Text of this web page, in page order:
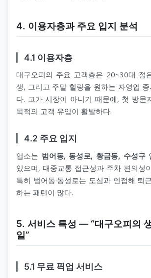
4. 이용자층과 주요 입지 분석
4.1 이용자층
대구오피의 주요 고객층은 20~30대 젊
생, 그리고 주말 힐링을 원하는 자영업
다. 고가 시장이 아니기 때문에, 첫 방문
목적의 고객 유입이 활발하다.
4.2 주요 입지
업소는 범어동, 동성로, 황금동, 수성구
있으며, 대중교통 접근성과 주차 편의성
특히 범어동·동성로는 도심과 인접해 퇴
하는 패턴이 많다.
5. 서비스 특성 ― “대구오피의
일”
5.1 무료 픽업 서비스